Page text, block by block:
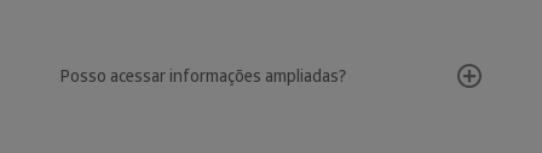
Posso acessar informações ampliadas?